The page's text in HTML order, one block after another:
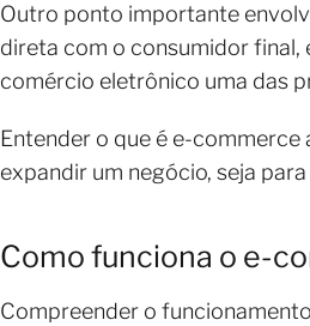
Outro ponto importante
direta com o consumidor
comércio eletrônico uma das
Entender o que é e-
expandir um negócio, seja
Como funciona o e-
Compreender o